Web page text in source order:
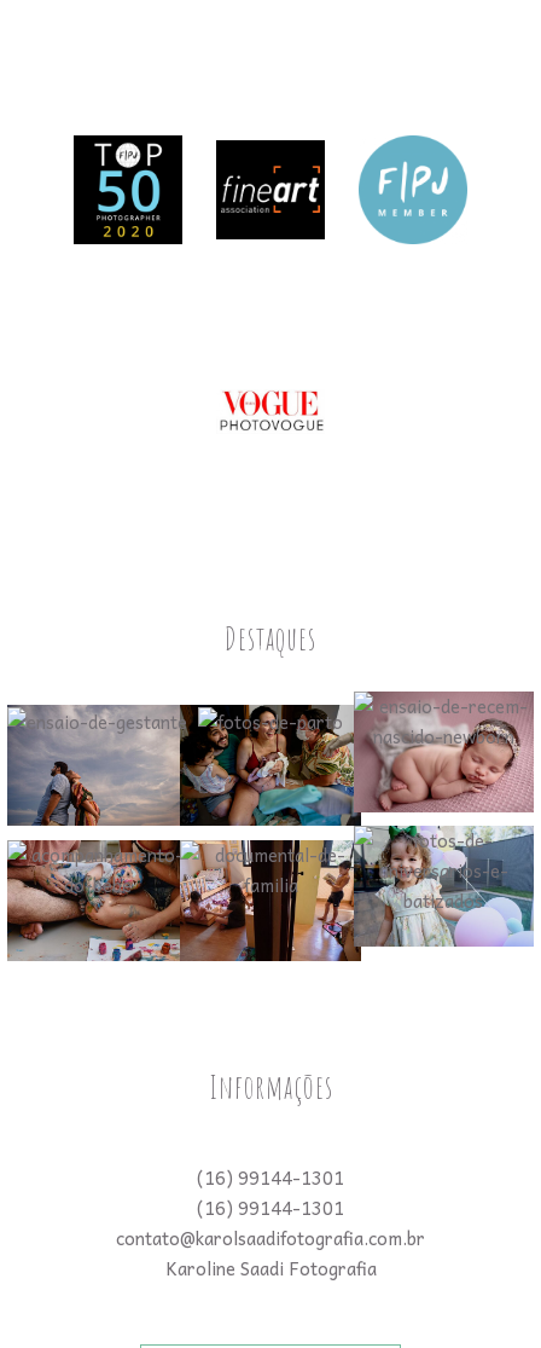
Destaques
Informações
(16) 99144-1301
(16) 99144-1301
contato@karolsaadifotografia.com.br
Karoline Saadi Fotografia